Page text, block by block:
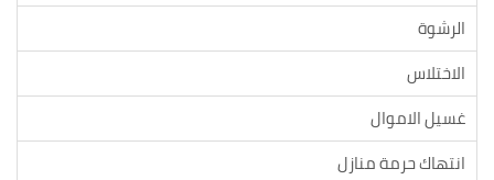
الرشوة
الاختلاس
غسيل الاموال
انتهاك حرمة منازل